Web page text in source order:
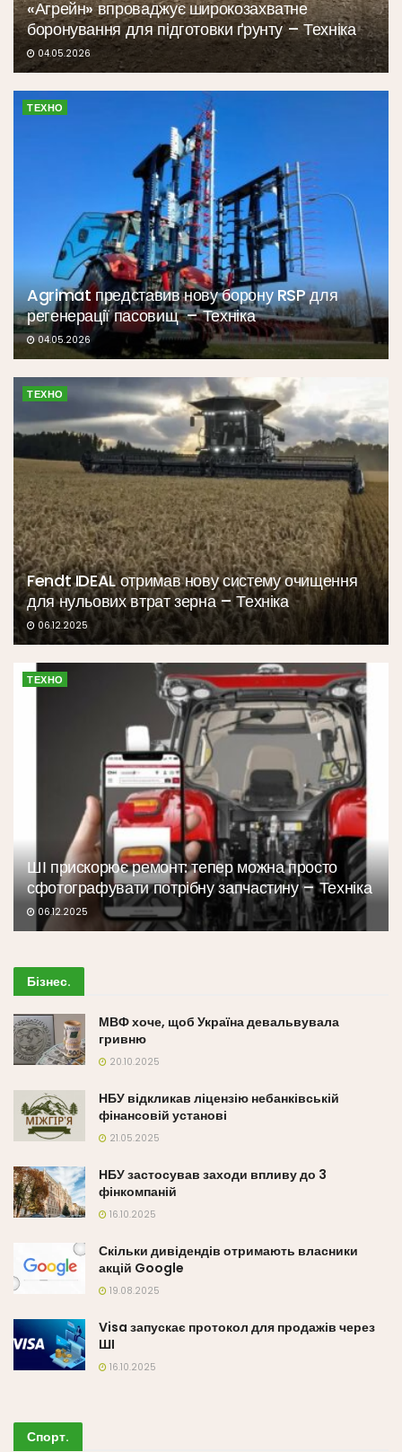
«Агрейн» впроваджує широкозахватне
боронування для підготовки ґрунту – Техніка
04.05.2026
ТЕХНО
Agrimat представив нову борону RSP для
регенерації пасовищ – Техніка
04.05.2026
ТЕХНО
Fendt IDEAL отримав нову систему очищення
для нульових втрат зерна – Техніка
06.12.2025
ТЕХНО
ШІ прискорює ремонт: тепер можна просто
сфотографувати потрібну запчастину – Техніка
06.12.2025
Бізнес.
МВФ хоче, щоб Україна девальвувала
гривню
20.10.2025
НБУ відкликав ліцензію небанківській
фінансовій установі
21.05.2025
НБУ застосував заходи впливу до 3
фінкомпаній
16.10.2025
Скільки дивідендів отримають власники
акцій Google
19.08.2025
Visa запускає протокол для продажів через
ШІ
16.10.2025
Спорт.